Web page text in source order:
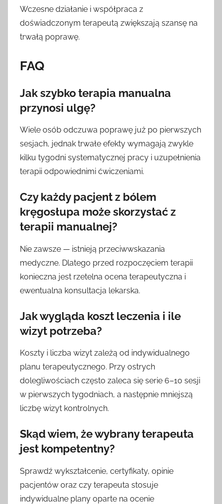
Wczesne działanie i współpraca z
doświadczonym terapeutą zwiększają szansę na
trwałą poprawę.
FAQ
Jak szybko terapia manualna
przynosi ulgę?
Wiele osób odczuwa poprawę już po pierwszych
sesjach, jednak trwałe efekty wymagają zwykle
kilku tygodni systematycznej pracy i uzupełnienia
terapii odpowiednimi ćwiczeniami.
Czy każdy pacjent z bólem
kręgosłupa może skorzystać z
terapii manualnej?
Nie zawsze — istnieją przeciwwskazania
medyczne. Dlatego przed rozpoczęciem terapii
konieczna jest rzetelna ocena terapeutyczna i
ewentualna konsultacja lekarska.
Jak wygląda koszt leczenia i ile
wizyt potrzeba?
Koszty i liczba wizyt zależą od indywidualnego
planu terapeutycznego. Przy ostrych
dolegliwościach często zaleca się serie 6–10 sesji
w pierwszych tygodniach, a następnie mniejszą
liczbę wizyt kontrolnych.
Skąd wiem, że wybrany terapeuta
jest kompetentny?
Sprawdź wykształcenie, certyfikaty, opinie
pacjentów oraz czy terapeuta stosuje
indywidualne plany oparte na ocenie